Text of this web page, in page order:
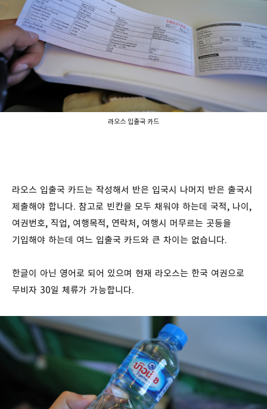
라오스 입출국 카드
라오스 입출국 카드는 작성해서 반은 입국시 나머지 반은 출국시
제출해야 합니다. 참고로 빈칸을 모두 채워야 하는데 국적, 나이,
여권번호, 직업, 여행목적, 연락처, 여행시 머무르는 곳등을
기입해야 하는데 여느 입출국 카드와 큰 차이는 없습니다.
한글이 아닌 영어로 되어 있으며 현재 라오스는 한국 여권으로
무비자 30일 체류가 가능합니다.